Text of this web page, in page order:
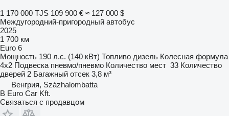
1 170 000 TJS 109 900 € ≈ 127 000 $
Междугородний-пригородный автобус
2025
1 700 км
Euro 6
Мощность 190 л.с. (140 кВт) Топливо дизель Колесная формула
4x2 Подвеска пневмо/пневмо Количество мест 33 Количество
дверей 2 Багажный отсек 3,8 м³
Венгрия, Százhalombatta
B Euro Car Kft.
Связаться с продавцом